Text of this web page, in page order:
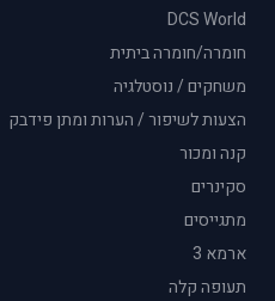
DCS World
חומרה/חומרה ביתית
משחקים / נוסטלגיה
הצעות לשיפור / הערות ומתן פידבק
קנה ומכור
סקינרים
מתגייסים
ארמא 3
תעופה קלה